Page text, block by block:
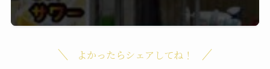
よかったらシェアしてね！